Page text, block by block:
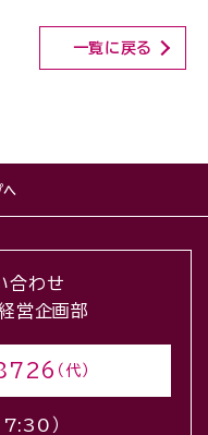
一覧に戻る
へ
合わせ
営企画部
（代）
）